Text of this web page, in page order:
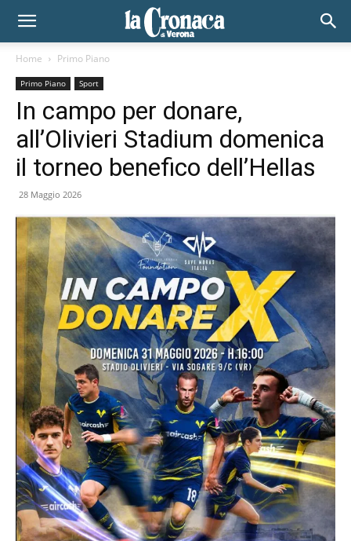
Home Primo Piano
Primo Piano Sport
In campo per donare,
all’Olivieri Stadium domenica
il torneo benefico dell’Hellas
28 Maggio 2026